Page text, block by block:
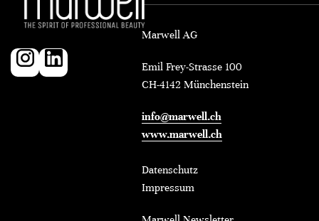
Marwell AG
Emil Frey-Strasse 100
CH-4142 Münchenstein
info@marwell.ch
www.marwell.ch
Datenschutz
Impressum